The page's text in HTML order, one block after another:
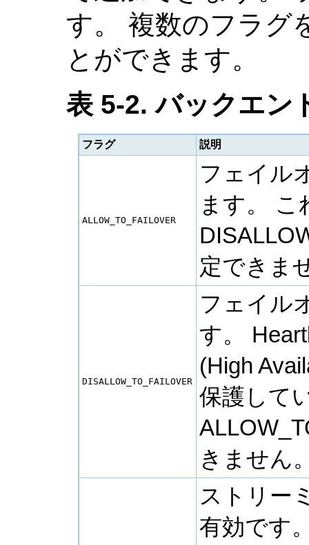
す。 複数のフラグ
とができます。
表 5-2. バックエン
フラグ 説明
ALLOW_TO_FAILOVER
フェイル
ます。 こ
定できま
DISALLOW_TO_FAILOVER
フェイル
す。
(High
保護して
きません
ストリー
有効です